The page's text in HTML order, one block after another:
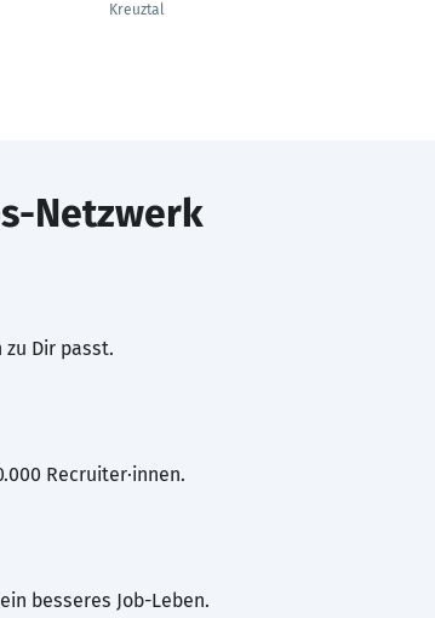
Kreuztal
Netzwerk
zu Dir passt.
Recruiter·innen.
besseres Job-Leben.